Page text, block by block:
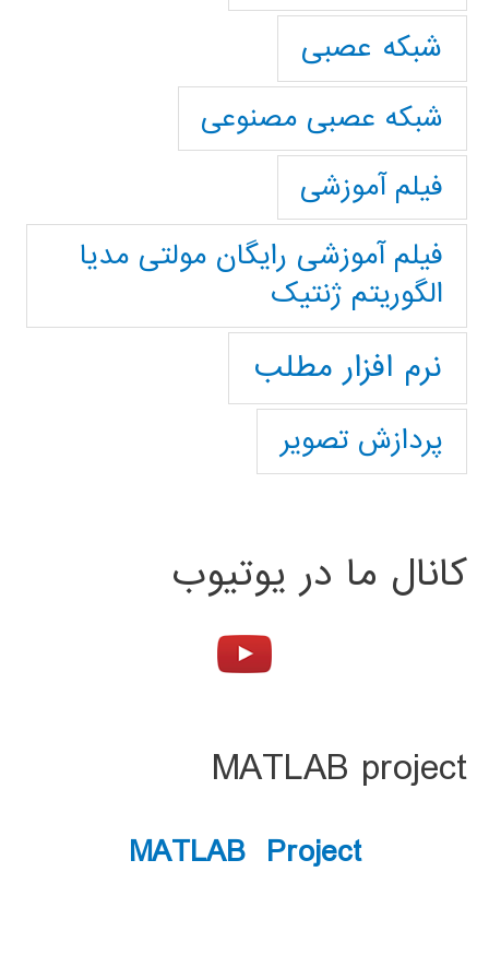
شبکه عصبی
شبکه عصبی مصنوعی
فیلم آموزشی
فیلم آموزشی رایگان مولتی مدیا
الگوریتم ژنتیک
نرم افزار مطلب
پردازش تصویر
کانال ما در یوتیوب
MATLAB project
MATLAB Project